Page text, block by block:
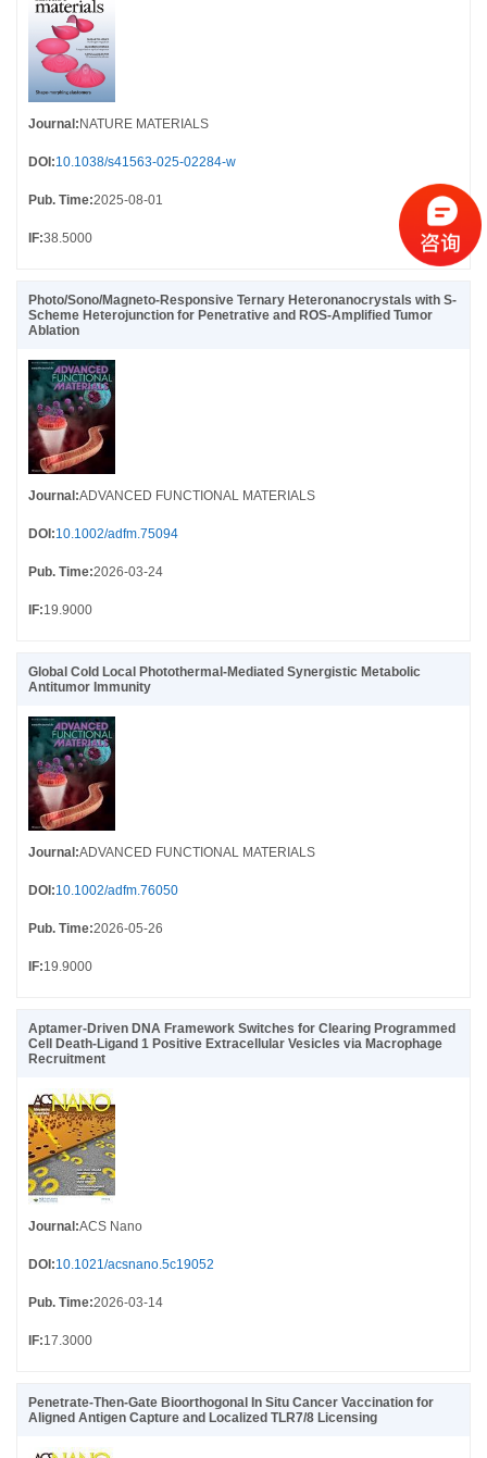
Journal:NATURE MATERIALS
DOI:10.1038/s41563-025-02284-w
Pub. Time:2025-08-01
IF:38.5000
Photo/Sono/Magneto-Responsive Ternary Heteronanocrystals with S-
Scheme Heterojunction for Penetrative and ROS-Amplified Tumor
Ablation
Journal :ADVANCED FUNCTIONAL MATERIALS
DOI :10.1002/adfm.75094
Pub. Time:2026-03-24
IF:19.9000
Global Cold Local Photothermal-Mediated Synergistic Metabolic
Antitumor Immunity
Journal :ADVANCED FUNCTIONAL MATERIALS
DOI :10.1002/adfm.76050
Pub. Time:2026-05-26
IF:19.9000
Aptamer-Driven DNA Framework Switches for Clearing Programmed
Cell Death-Ligand 1 Positive Extracellular Vesicles via Macrophage
Recruitment
Journal:ACS Nano
DOI:10.1021/acsnano.5c19052
Pub. Time:2026-03-14
IF:17.3000
Penetrate-Then-Gate Bioorthogonal In Situ Cancer Vaccination for
Aligned Antigen Capture and Localized TLR7/8 Licensing